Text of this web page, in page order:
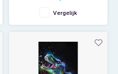
thuisgebruik of bij de zwemles
maar ook groot genoeg om
als strandlaken te gebruiken
Afmeting: 70 x 140 cm.
Vergelijk